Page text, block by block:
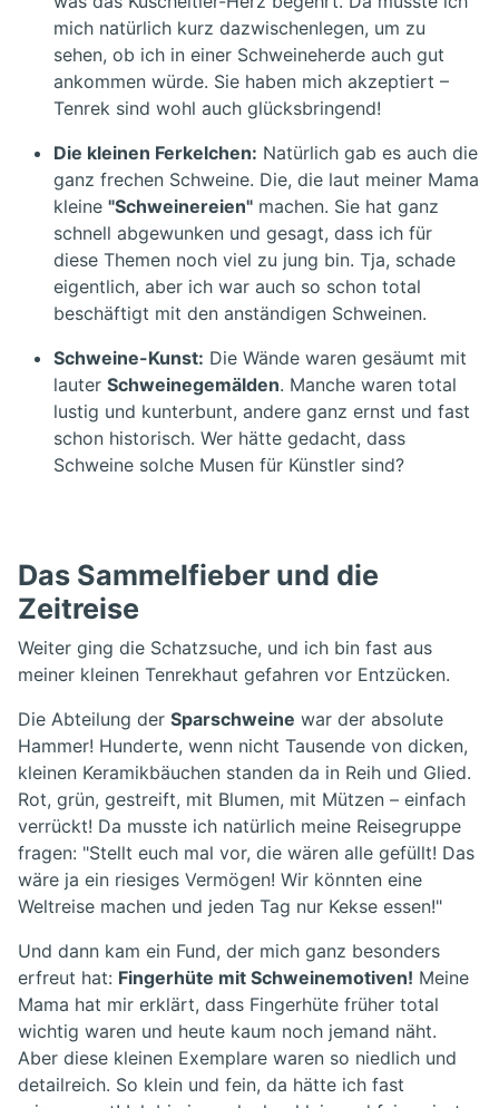
mich natürlich kurz dazwischenlegen, um zu
sehen, ob ich in einer Schweineherde auch gut
ankommen würde. Sie haben mich akzeptiert –
Tenrek sind wohl auch glücksbringend!
Die kleinen Ferkelchen: Natürlich gab es auch die
ganz frechen Schweine. Die, die laut meiner Mama
kleine "Schweinereien" machen. Sie hat ganz
schnell abgewunken und gesagt, dass ich für
diese Themen noch viel zu jung bin. Tja, schade
eigentlich, aber ich war auch so schon total
beschäftigt mit den anständigen Schweinen.
Schweine-Kunst: Die Wände waren gesäumt mit
lauter Schweinegemälden. Manche waren total
lustig und kunterbunt, andere ganz ernst und fast
schon historisch. Wer hätte gedacht, dass
Schweine solche Musen für Künstler sind?
Das Sammelfieber und die
Zeitreise
Weiter ging die Schatzsuche, und ich bin fast aus
meiner kleinen Tenrekhaut gefahren vor Entzücken.
Die Abteilung der Sparschweine war der absolute
Hammer! Hunderte, wenn nicht Tausende von dicken,
kleinen Keramikbäuchen standen da in Reih und Glied.
Rot, grün, gestreift, mit Blumen, mit Mützen – einfach
verrückt! Da musste ich natürlich meine Reisegruppe
fragen: "Stellt euch mal vor, die wären alle gefüllt! Das
wäre ja ein riesiges Vermögen! Wir könnten eine
Weltreise machen und jeden Tag nur Kekse essen!"
Und dann kam ein Fund, der mich ganz besonders
erfreut hat: Fingerhüte mit Schweinemotiven! Meine
Mama hat mir erklärt, dass Fingerhüte früher total
wichtig waren und heute kaum noch jemand näht.
Aber diese kleinen Exemplare waren so niedlich und
detailreich. So klein und fein, da hätte ich fast